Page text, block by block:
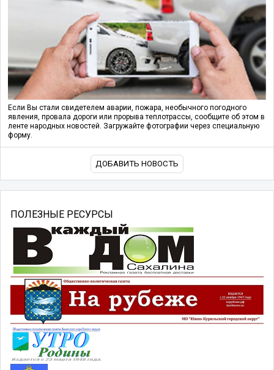
Если Вы стали свидетелем аварии, пожара, необычного погодного
явления, провала дороги или прорыва теплотрассы, сообщите об этом в
ленте народных новостей. Загружайте фотографии через специальную
форму.
ДОБАВИТЬ НОВОСТЬ
ПОЛЕЗНЫЕ РЕСУРСЫ